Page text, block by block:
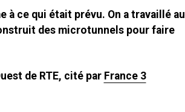
à ce qui était prévu. On a travaillé au
des microtunnels pour faire
de RTE, cité par France 3